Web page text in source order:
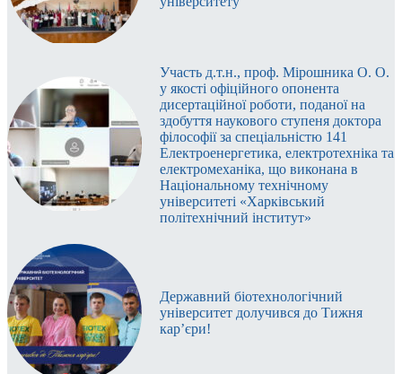
Участь д.т.н., проф. Мірошника О. О.
у якості офіційного опонента
дисертаційної роботи, поданої на
здобуття наукового ступеня доктора
філософії за спеціальністю 141
Електроенергетика, електротехніка та
електромеханіка, що виконана в
Національному технічному
університеті «Харківський
політехнічний інститут»
Державний біотехнологічний
університет долучився до Тижня
кар’єри!